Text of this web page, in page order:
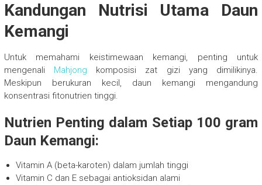
Kandungan Nutrisi Utama Daun
Kemangi
Untuk memahami keistimewaan kemangi, penting untuk
mengenali Mahjong komposisi zat gizi yang dimilikinya.
Meskipun berukuran kecil, daun kemangi mengandung
konsentrasi fitonutrien tinggi.
Nutrien Penting dalam Setiap 100 gram
Daun Kemangi:
Vitamin A (beta-karoten) dalam jumlah tinggi
Vitamin C dan E sebagai antioksidan alami